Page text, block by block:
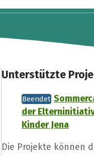
Unterstützte
Beendet
der
Kinder Jena
Die Projekte können